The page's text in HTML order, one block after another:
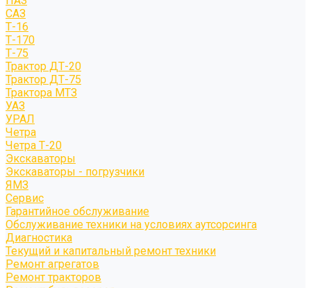
САЗ
Т-16
Т-170
Т-75
Трактор ДТ-20
Трактор ДТ-75
Трактора МТЗ
УАЗ
УРАЛ
Четра
Четра Т-20
Экскаваторы
Экскаваторы - погрузчики
ЯМЗ
Сервис
Гарантийное обслуживание
Обслуживание техники на условиях аутсорсинга
Диагностика
Текущий и капитальный ремонт техники
Ремонт агрегатов
Ремонт тракторов